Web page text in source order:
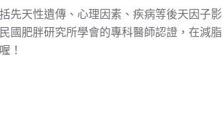
先天性遺傳、心理因素、疾病等後天因子
國肥胖研究所學會的專科醫師認證，在減
！